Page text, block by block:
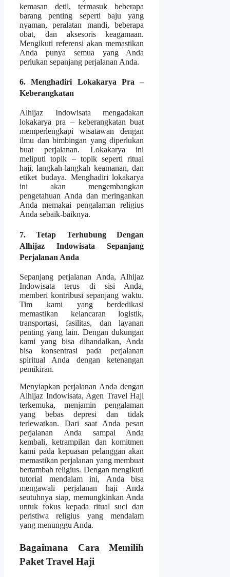
kemasan detil, termasuk beberapa
barang penting seperti baju yang
nyaman, peralatan mandi, beberapa
obat, dan aksesoris keagamaan.
Mengikuti referensi akan memastikan
Anda punya semua yang Anda
perlukan sepanjang perjalanan Anda.
6. Menghadiri Lokakarya Pra –
Keberangkatan
Alhijaz Indowisata mengadakan
lokakarya pra – keberangkatan buat
memperlengkapi wisatawan dengan
ilmu dan bimbingan yang diperlukan
buat perjalanan. Lokakarya ini
meliputi topik – topik seperti ritual
haji, langkah-langkah keamanan, dan
etiket budaya. Menghadiri lokakarya
ini akan mengembangkan
pengetahuan Anda dan meringankan
Anda memakai pengalaman religius
Anda sebaik-baiknya.
7. Tetap Terhubung Dengan
Alhijaz Indowisata Sepanjang
Perjalanan Anda
Sepanjang perjalanan Anda, Alhijaz
Indowisata terus di sisi Anda,
memberi kontribusi sepanjang waktu.
Tim kami yang berdedikasi
memastikan kelancaran logistik,
transportasi, fasilitas, dan layanan
penting yang lain. Dengan dukungan
kami yang bisa dihandalkan, Anda
bisa konsentrasi pada perjalanan
spiritual Anda dengan ketenangan
pemikiran.
Menyiapkan perjalanan Anda dengan
Alhijaz Indowisata, Agen Travel Haji
terkemuka, menjamin pengalaman
yang bebas depresi dan tidak
terlewatkan. Dari saat Anda pesan
perjalanan Anda sampai Anda
kembali, ketrampilan dan komitmen
kami pada kepuasan pelanggan akan
memastikan perjalanan yang membuat
bertambah religius. Dengan mengikuti
tutorial mendalam ini, Anda bisa
mengawali perjalanan haji Anda
seutuhnya siap, memungkinkan Anda
untuk fokus kepada ritual suci dan
peristiwa religius yang mendalam
yang menunggu Anda.
Bagaimana Cara Memilih
Paket Travel Haji